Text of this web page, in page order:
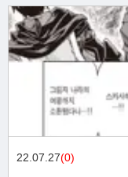
22.07.27(0)